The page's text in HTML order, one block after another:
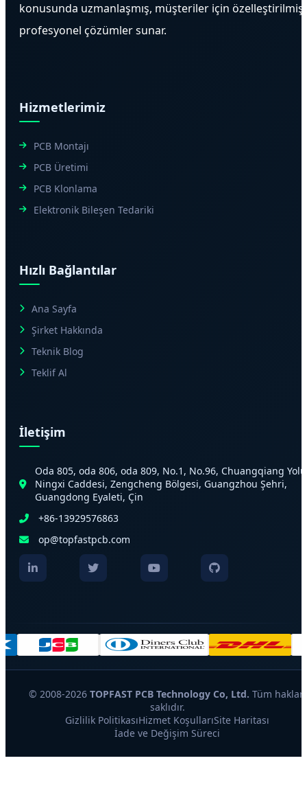
konusunda uzmanlaşmış, müşteriler için özelleştirilmiş
profesyonel çözümler sunar.
Hizmetlerimiz
PCB Montajı
PCB Üretimi
PCB Klonlama
Elektronik Bileşen Tedariki
Hızlı Bağlantılar
Ana Sayfa
Şirket Hakkında
Teknik Blog
Teklif Al
İletişim
Oda 805, oda 806, oda 809, No.1, No.96, Chuangqiang
Ningxi Caddesi, Zengcheng Bölgesi, Guangzhou Şehri,
Guangdong Eyaleti, Çin
+86-13929576863
op@topfastpcb.com
© 2008-2026 TOPFAST PCB Technology Co, Ltd. Tüm hakları
saklıdır.
Gizlilik PolitikasıHizmet KoşullarıSite Haritası
İade ve Değişim Süreci